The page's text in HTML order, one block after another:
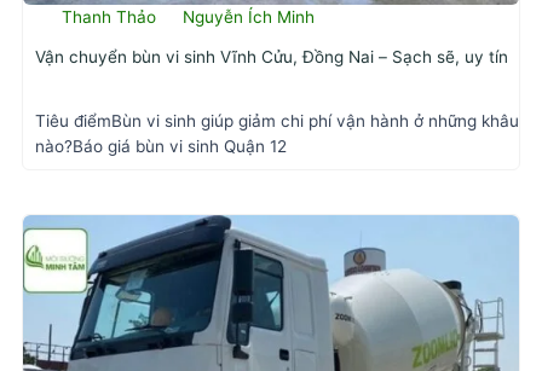
Thanh Thảo Nguyễn Ích Minh
Vận chuyển bùn vi sinh Vĩnh Cửu, Đồng Nai – Sạch sẽ, uy tín
Tiêu điểmBùn vi sinh giúp giảm chi phí vận hành ở những khâu
nào?Báo giá bùn vi sinh Quận 12